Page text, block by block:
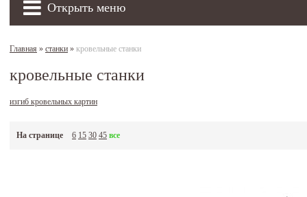
Открыть меню
Главная » станки » кровельные станки
кровельные станки
изгиб кровельных картин
На странице 6 15 30 45 все